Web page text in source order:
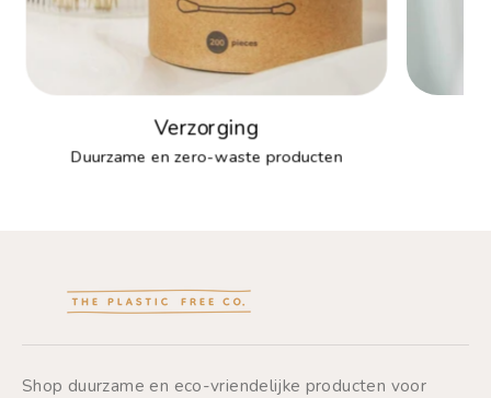
Verzorging
Duurzame en zero-waste producten
Shop duurzame en eco-vriendelijke producten voor